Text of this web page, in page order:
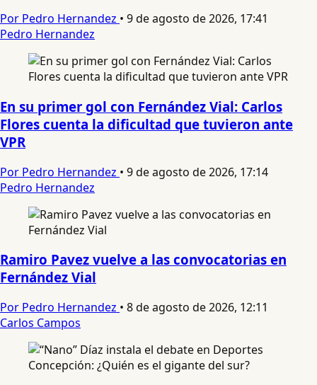
Por Pedro Hernandez • 9 de agosto de 2026, 17:41
Pedro Hernandez
En su primer gol con Fernández Vial: Carlos
Flores cuenta la dificultad que tuvieron ante
VPR
Por Pedro Hernandez • 9 de agosto de 2026, 17:14
Pedro Hernandez
Ramiro Pavez vuelve a las convocatorias en
Fernández Vial
Por Pedro Hernandez • 8 de agosto de 2026, 12:11
Carlos Campos